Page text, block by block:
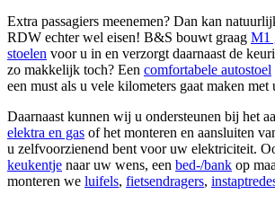
Extra passagiers meenemen? Dan kan
RDW echter wel eisen! B&S bouwt graag M1
stoelen voor u in en verzorgt daarnaast de
zo makkelijk toch? Een comfortabele autostoel
een must als u vele kilometers gaat maken met
Daarnaast kunnen wij u ondersteunen bij het
elektra en gas of het monteren en aansluiten
u zelfvoorzienend bent voor uw elektriciteit.
keukentje naar uw wens, een bed-/bank op
monteren we luifels, fietsendragers,